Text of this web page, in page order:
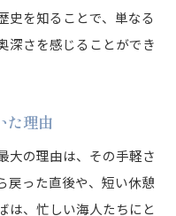
され続ける理由
史を知ることで、単なる
深さを感じることができ
た理由
大の理由は、その手軽さ
戻った直後や、短い休憩
は、忙しい海人たちにと